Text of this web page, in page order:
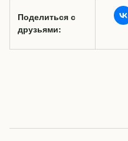
Поделиться с
друзьями: